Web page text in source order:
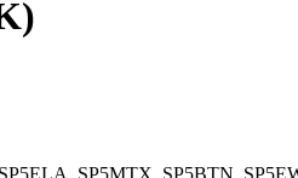
SP5MTX, SP5BTN,